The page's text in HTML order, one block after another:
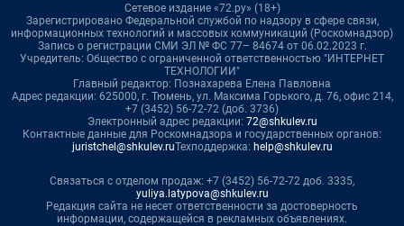
Сетевое издание «72.ру» (18+)
Зарегистрировано Федеральной службой по надзору в сфере связи,
информационных технологий и массовых коммуникаций (Роскомнадзор)
Запись о регистрации СМИ ЭЛ № ФС 77– 84674 от 06.02.2023 г.
Учредитель: Общество с ограниченной ответственностью "ИНТЕРНЕТ
ТЕХНОЛОГИИ"
Главный редактор: Познахарева Елена Павловна
Адрес редакции: 625000, г. Тюмень, ул. Максима Горького, д. 76, офис 214,
+7 (3452) 56-72-72 (доб. 3736)
Электронный адрес редакции: 72@shkulev.ru
Контактные данные для Роскомнадзора и государственных органов:
juristchel@shkulev.ruТехподдержка: help@shkulev.ru
Связаться с отделом продаж: +7 (3452) 56-72-72 доб. 3335,
yuliya.latypova@shkulev.ru
Редакция сайта не несет ответственности за достоверность
информации, содержащейся в рекламных объявлениях.